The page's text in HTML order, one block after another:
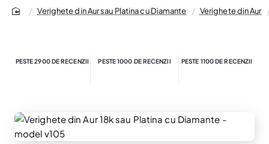
Verighete din Aur sau Platina cu Diamante Verighete din Aur
PESTE 2900 DE RECENZII PESTE 1000 DE RECENZII PESTE 1100 DE RECENZII